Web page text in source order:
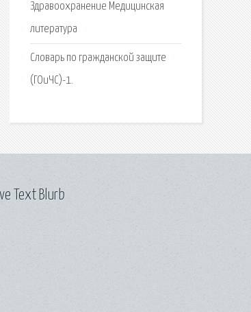
Здравоохранение Медицинская
литература
Словарь по гражданской защите
(ГОиЧС)-1.
Text Blurb